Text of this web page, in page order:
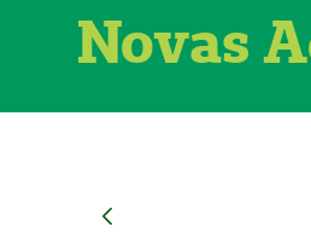
Novas